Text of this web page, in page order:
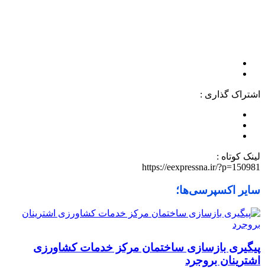
اشتراک گذاری :
لینک کوتاه :
https://eexpressna.ir/?p=150981
سایر اکسپرسی‌ها؛
پیگیری بازسازی ساختمان مرکز خدمات کشاورزی
اشترینان بروجرد